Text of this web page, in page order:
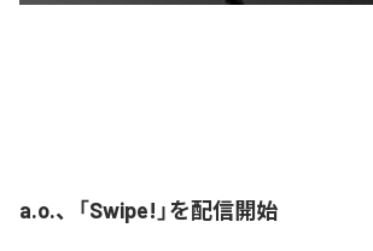
a.o.、「Swipe!」を配信開始